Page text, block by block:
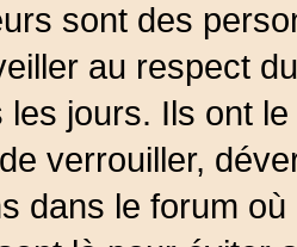
sont des
au respect
les jours. Ils ont
verrouiller,
dans le forum